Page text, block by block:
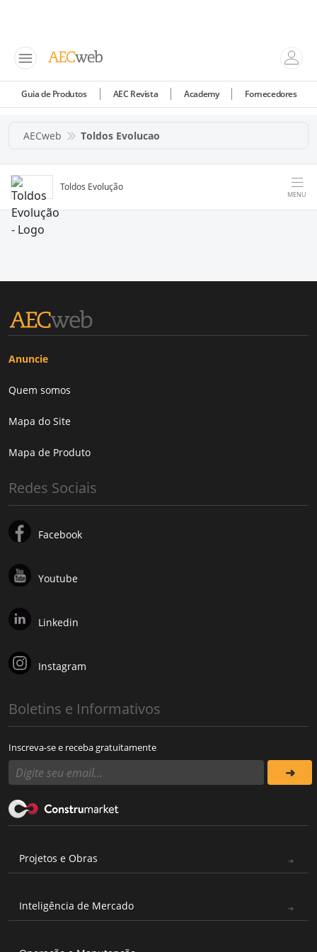
Guia de Produtos AEC Revista Academy Fornecedores
AECweb Toldos Evolucao
Toldos Evolução
MENU
Anuncie
Quem somos
Mapa do Site
Mapa de Produto
Redes Sociais
Facebook
Youtube
Linkedin
Instagram
Boletins e Informativos
Inscreva-se e receba gratuitamente
Projetos e Obras
Inteligência de Mercado